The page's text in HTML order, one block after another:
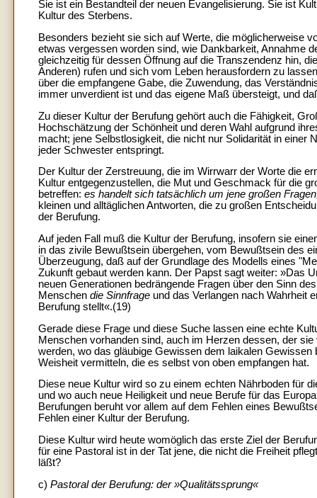
Sie ist ein Bestandteil der neuen Evangelisierung. Sie ist
Kultur des Sterbens.
Besonders bezieht sie sich auf Werte, die möglicherweise
etwas vergessen worden sind, wie Dankbarkeit, Annahme
gleichzeitig für dessen Öffnung auf die Transzendenz hin,
Anderen) rufen und sich vom Leben herausfordern zu
über die empfangene Gabe, die Zuwendung, das
immer unverdient ist und das eigene Maß übersteigt, und
Zu dieser Kultur der Berufung gehört auch die Fähigkeit,
Hochschätzung der Schönheit und deren Wahl aufgrund
macht; jene Selbstlosigkeit, die nicht nur Solidarität in einer
jeder Schwester entspringt.
Der Kultur der Zerstreuung, die im Wirrwarr der Worte die
Kultur entgegenzustellen, die Mut und Geschmack für die
betreffen: es handelt sich tatsächlich um jene großen
kleinen und alltäglichen Antworten, die zu großen
der Berufung.
Auf jeden Fall muß die Kultur der Berufung, insofern sie
in das zivile Bewußtsein übergehen, vom Bewußtsein des
Überzeugung, daß auf der Grundlage des Modells eines
Zukunft gebaut werden kann. Der Papst sagt weiter: »Das
neuen Generationen bedrängende Fragen über den Sinn
Menschen die Sinnfrage und das Verlangen nach Wahrheit
Berufung stellt«.(19)
Gerade diese Frage und diese Suche lassen eine echte
Menschen vorhanden sind, auch im Herzen dessen, der
werden, wo das gläubige Gewissen dem laikalen
Weisheit vermitteln, die es selbst von oben empfangen hat.
Diese neue Kultur wird so zu einem echten Nährboden für
und wo auch neue Heiligkeit und neue Berufe für das
Berufungen beruht vor allem auf dem Fehlen eines
Fehlen einer Kultur der Berufung.
Diese Kultur wird heute womöglich das erste Ziel der
für eine Pastoral ist in der Tat jene, die nicht die Freiheit
läßt?
c) Pastoral der Berufung: der »Qualitätssprung«